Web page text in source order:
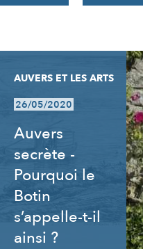
AUVERS ET LES ARTS
26/05/2020
Auvers
secrète -
Pourquoi le
Botin
s’appelle-t-il
ainsi ?